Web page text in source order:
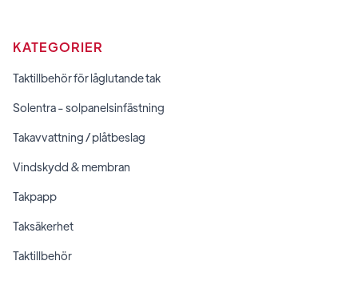
KATEGORIER
Taktillbehör för låglutande tak
Solentra - solpanelsinfästning
Takavvattning / plåtbeslag
Vindskydd & membran
Takpapp
Taksäkerhet
Taktillbehör